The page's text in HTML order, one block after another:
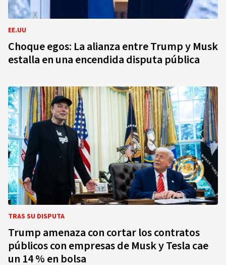
EE.UU
Choque egos: La alianza entre Trump y Musk
estalla en una encendida disputa pública
TRAS SU DISPUTA
Trump amenaza con cortar los contratos
públicos con empresas de Musk y Tesla cae
un 14 % en bolsa